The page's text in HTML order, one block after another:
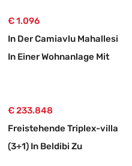
€ 1.096
In Der Camiavlu Mahallesi
In Einer Wohnanlage Mit
€ 233.848
Freistehende Triplex-villa
(3+1) In Beldibi Zu